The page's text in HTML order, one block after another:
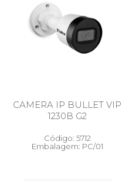
CAMERA IP BULLET VIP
1230B G2
Código: 5712
Embalagem: PC/01